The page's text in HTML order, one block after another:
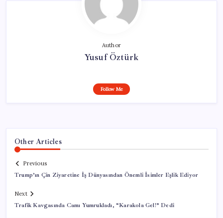
Author
Yusuf Öztürk
Follow Me
Other Articles
Previous
Trump’ın Çin Ziyaretine İş Dünyasından Önemli İsimler Eşlik Ediyor
Next
Trafik Kavgasında Camı Yumrukladı, “Karakola Gel!” Dedi